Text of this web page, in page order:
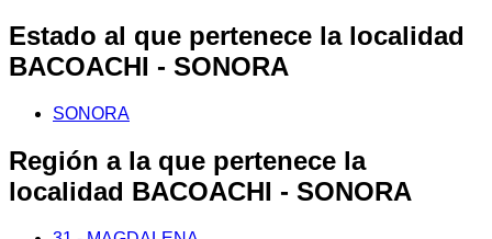
Estado al que pertenece la localidad
BACOACHI - SONORA
SONORA
Región a la que pertenece la
localidad BACOACHI - SONORA